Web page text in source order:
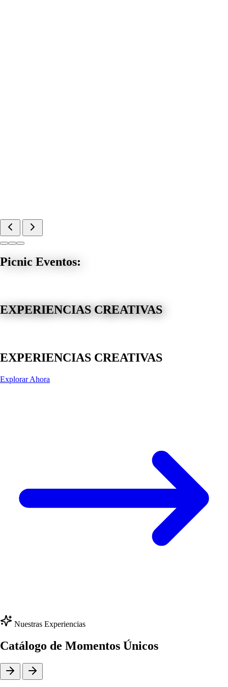
Picnic Eventos:
EXPERIENCIAS CREATIVAS
EXPERIENCIAS CREATIVAS
Explorar Ahora
Nuestras Experiencias
Catálogo de Momentos Únicos